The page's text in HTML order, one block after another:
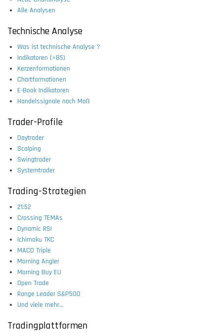
Alle Analysen
Technische Analyse
Was ist technische Analyse ?
Indikatoren (>85)
Kerzenformationen
Chartformationen
E-Book Indikatoren
Handelssignale nach Maß
Trader-Profile
Daytrader
Scalping
Swingtrader
Systemtrader
Trading-Strategien
21:52
Crossing TEMAs
Dynamic RSI
Ichimoku TKC
MACD Triple
Morning Angler
Morning Buy EU
Open Trade
Range Leader S&P500
Und viele mehr...
Tradingplattformen